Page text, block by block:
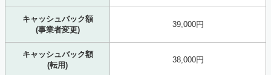
キャッシュバック額
(事業者変更)
39,000円
キャッシュバック額
(転用)
38,000円